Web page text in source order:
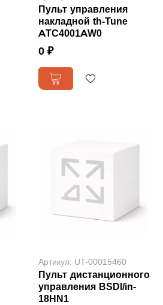
Пульт управления
накладной th-Tune
ATC4001AW0
0 ₽
Артикул: UT-00015460
Пульт дистанционного
управления BSDI/in-
18HN1